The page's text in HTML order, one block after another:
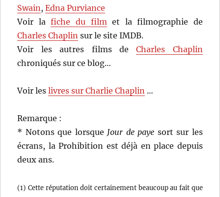
Swain,Edna Purviance
Voir lafiche du filmet la filmographie de
Charles Chaplin sur le site IMDB.
Voir les autres films deCharles Chaplin
chroniqués sur ce blog…
Voir leslivres sur Charlie Chaplin …
Remarque :
* Notons que lorsque Jour de paye sort sur les
écrans, la Prohibition est déjà en place depuis
deux ans.
(1) Cette réputation doit certainement beaucoup au fait que